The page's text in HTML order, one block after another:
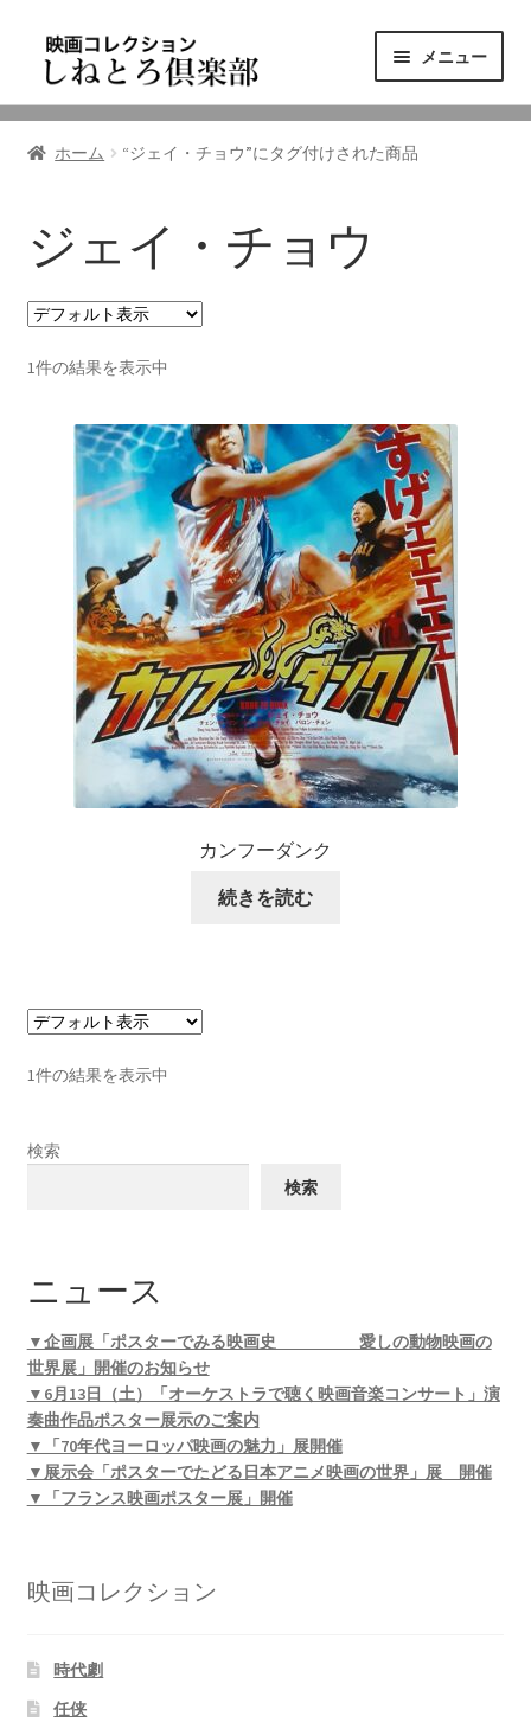
ゲ
シ
へ
キ
プ
テ
ツ
キ
プ
メニュー
ニュース
東三河の映画館
しねとろ倶楽部について
リンクの旅
ホーム “ジェイ・チョウ”にタグ付けされた商品
ジェイ・チョウ
1件の結果を表示中
カンフーダンク
続きを読む
1件の結果を表示中
検索
検索
ニュース
▼企画展「ポスターでみる映画史 愛しの動物映画の
世界展」開催のお知らせ
▼6月13日（土）「オーケストラで聴く映画音楽コンサート」演
奏曲作品ポスター展示のご案内
▼「70年代ヨーロッパ映画の魅力」展開催
▼展示会「ポスターでたどる日本アニメ映画の世界」展 開催
▼「フランス映画ポスター展」開催
映画コレクション
時代劇
任侠